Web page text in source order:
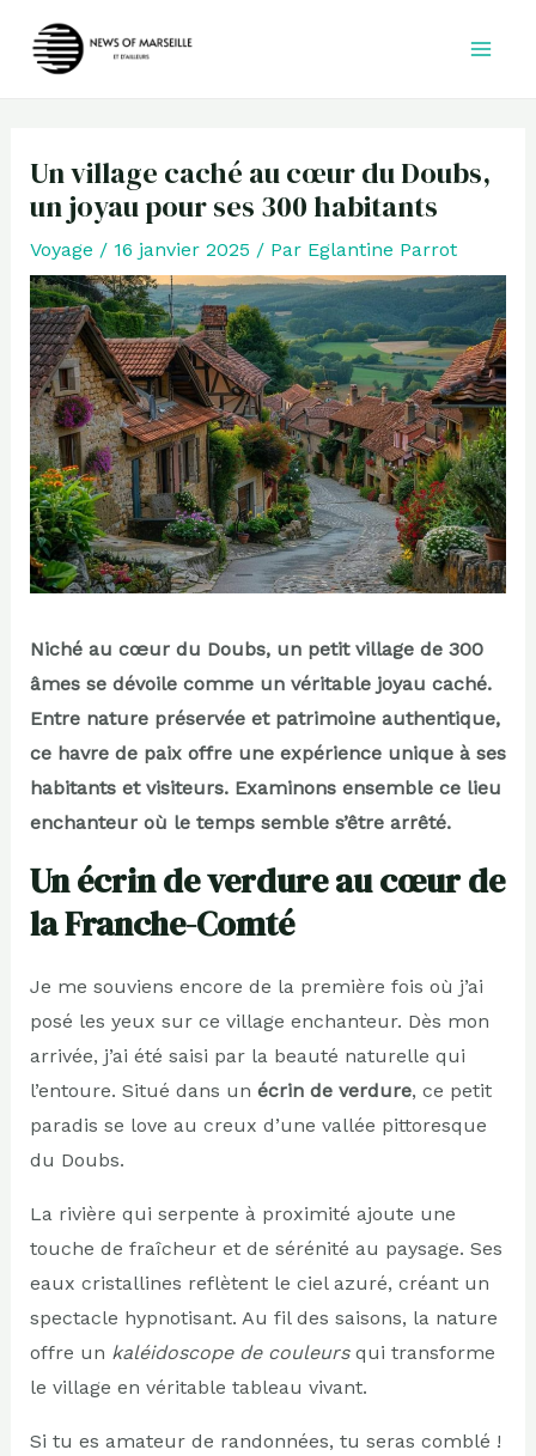
Un village caché au cœur du Doubs,
un joyau pour ses 300 habitants
Voyage / 16 janvier 2025 / Par Eglantine Parrot
Niché au cœur du Doubs, un petit village de 300
âmes se dévoile comme un véritable joyau caché.
Entre nature préservée et patrimoine authentique,
ce havre de paix offre une expérience unique à ses
habitants et visiteurs. Examinons ensemble ce lieu
enchanteur où le temps semble s’être arrêté.
Un écrin de verdure au cœur de
la Franche-Comté
Je me souviens encore de la première fois où j’ai
posé les yeux sur ce village enchanteur. Dès mon
arrivée, j’ai été saisi par la beauté naturelle qui
l’entoure. Situé dans un écrin de verdure, ce petit
paradis se love au creux d’une vallée pittoresque
du Doubs.
La rivière qui serpente à proximité ajoute une
touche de fraîcheur et de sérénité au paysage. Ses
eaux cristallines reflètent le ciel azuré, créant un
spectacle hypnotisant. Au fil des saisons, la nature
offre un kaléidoscope de couleursqui transforme
le village en véritable tableau vivant.
Si tu es amateur de randonnées, tu seras comblé !